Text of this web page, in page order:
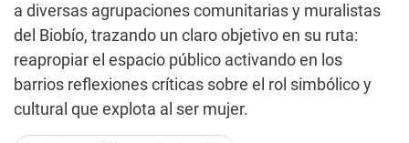
a diversas agrupaciones comunitarias y muralistas
del Biobío, trazando un claro objetivo en su ruta:
reapropiar el espacio público activando en los
barrios reflexiones críticas sobre el rol simbólico y
cultural que explota al ser mujer.